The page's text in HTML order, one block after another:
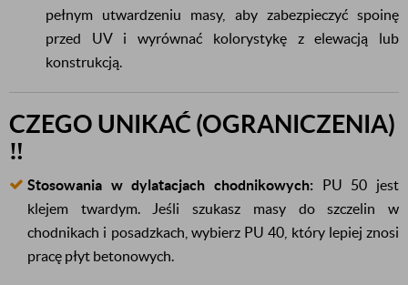
pełnym utwardzeniu masy, aby zabezpieczyć spoinę
przed UV i wyrównać kolorystykę z elewacją lub
konstrukcją.
CZEGO UNIKAĆ (OGRANICZENIA)
‼️
Stosowania w dylatacjach chodnikowych: PU 50 jest
klejem twardym. Jeśli szukasz masy do szczelin w
chodnikach i posadzkach, wybierz PU 40, który lepiej znosi
pracę płyt betonowych.